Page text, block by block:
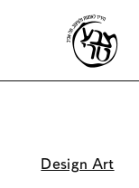
Design Art